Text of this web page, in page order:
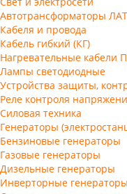
Автотрансформаторы
Кабеля и провода
Кабель гибкий (КГ)
Нагревательные кабели
Лампы светодиодные
Устройства защиты,
Реле контроля
Силовая техника
Генераторы
Бензиновые генераторы
Газовые генераторы
Дизельные генераторы
Инверторные генераторы